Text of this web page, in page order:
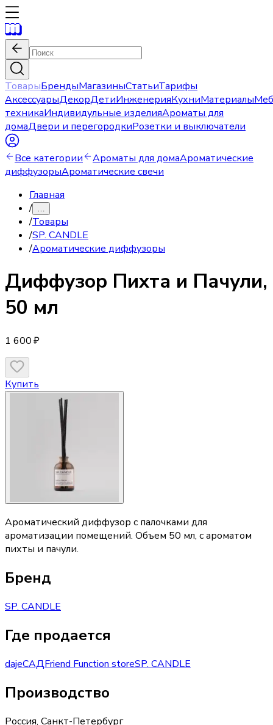
ТоварыБрендыМагазиныСтатьиТарифы
АксессуарыДекорДетиИнженерияКухниМатериалы
техникаИндивидульные изделияАроматы для
домаДвери и перегородкиРозетки и выключатели
Все категории Ароматы для домаАроматические
диффузорыАроматические свечи
Главная
/ …
/Товары
/SP. CANDLE
/Ароматические диффузоры
Диффузор Пихта и Пачули,
50 мл
1 600 ₽
Купить
Ароматический диффузор с палочками для
ароматизации помещений. Объем 50 мл, с ароматом
пихты и пачули.
Бренд
SP. CANDLE
Где продается
dajeСАДFriend Function storeSP. CANDLE
Производство
Россия, Санкт-Петербург